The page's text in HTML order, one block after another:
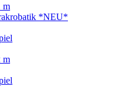
m
*NEU*
m